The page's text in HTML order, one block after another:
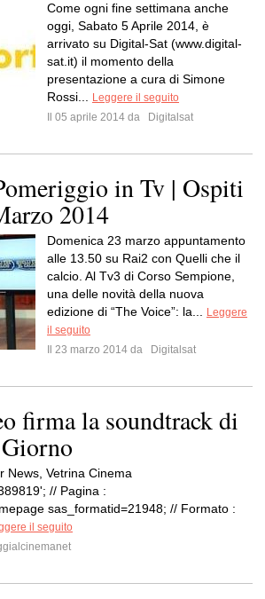
Come ogni fine settimana anche
oggi, Sabato 5 Aprile 2014, è
arrivato su Digital-Sat (www.digital-
sat.it) il momento della
presentazione a cura di Simone
Rossi...
Leggere il seguito
Il 05 aprile 2014 da
Digitalsat
in Tv | Ospiti
2014
Domenica 23 marzo appuntamento
alle 13.50 su Rai2 con Quelli che il
calcio. Al Tv3 di Corso Sempione,
una delle novità della nuova
edizione di “The Voice”: la...
Leggere
il seguito
Il 23 marzo 2014 da
Digitalsat
firma la soundtrack di
News, Vetrina Cinema
// Pagina :
sas_formatid=21948; // Formato :
il seguito